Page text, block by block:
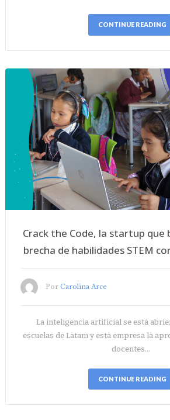
CONTINUE READING
Crack the Code, la startup que
brecha de habilidades STEM
Por Carolina Arce
La inteligencia artificial se está
escuelas de Latam y esta empresa la
docentes…
CONTINUE READING